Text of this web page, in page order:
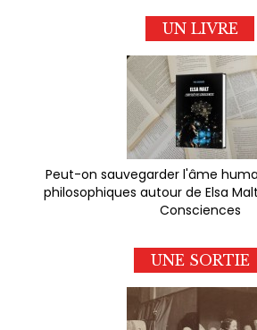
UN LIVRE
Peut-on sauvegarder l'âme
philosophiques autour de Elsa
Consciences
UNE SORTIE